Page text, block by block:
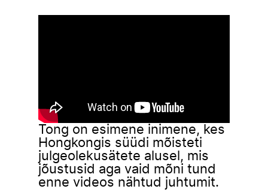
Tong on esimene inimene, kes
Hongkongis süüdi mõisteti
julgeolekusätete alusel, mis
jõustusid aga vaid mõni tund
enne videos nähtud juhtumit.